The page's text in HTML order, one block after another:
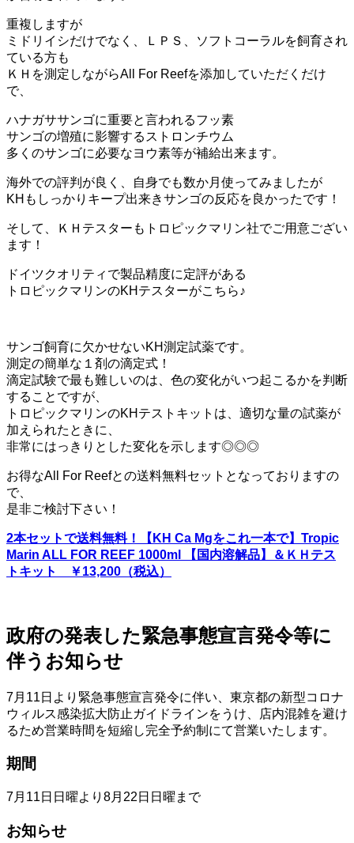
重複しますが
ミドリイシだけでなく、ＬＰＳ、ソフトコーラルを飼育され
ている方も
ＫＨを測定しながらAll For Reefを添加していただくだけ
で、
ハナガササンゴに重要と言われるフッ素
サンゴの増殖に影響するストロンチウム
多くのサンゴに必要なヨウ素等が補給出来ます。
海外での評判が良く、自身でも数か月使ってみましたが
KHもしっかりキープ出来きサンゴの反応を良かったです！
そして、ＫＨテスターもトロピックマリン社でご用意ござい
ます！
ドイツクオリティで製品精度に定評がある
トロピックマリンのKHテスターがこちら♪
サンゴ飼育に欠かせないKH測定試薬です。
測定の簡単な１剤の滴定式！
滴定試験で最も難しいのは、色の変化がいつ起こるかを判断
することですが、
トロピックマリンのKHテストキットは、適切な量の試薬が
加えられたときに、
非常にはっきりとした変化を示します◎◎◎
お得なAll For Reefとの送料無料セットとなっておりますの
で、
是非ご検討下さい！
2本セットで送料無料！【KH Ca Mgをこれ一本で】Tropic
Marin ALL FOR REEF 1000ml 【国内溶解品】＆ＫＨテス
トキット ￥13,200（税込）
政府の発表した緊急事態宣言発令等に
伴うお知らせ
7月11日より緊急事態宣言発令に伴い、東京都の新型コロナ
ウィルス感染拡大防止ガイドラインをうけ、店内混雑を避け
るため営業時間を短縮し完全予約制にて営業いたします。
期間
7月11日日曜より8月22日日曜まで
お知らせ